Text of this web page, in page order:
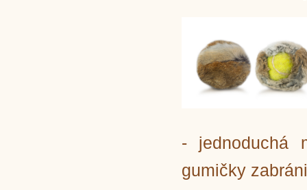
- jednoduchá
gumičky